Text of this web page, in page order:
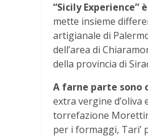
“Sicily
mette insieme
artigianale di
dell’area di
della provincia di
A farne parte sono
extra vergine d’oliva
torrefazione
per i formaggi, Tari’